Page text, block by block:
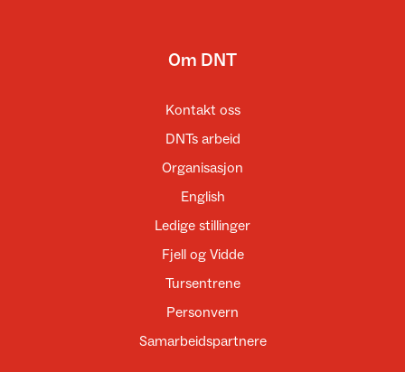
Om DNT
Kontakt oss
DNTs arbeid
Organisasjon
English
Ledige stillinger
Fjell og Vidde
Tursentrene
Personvern
Samarbeidspartnere